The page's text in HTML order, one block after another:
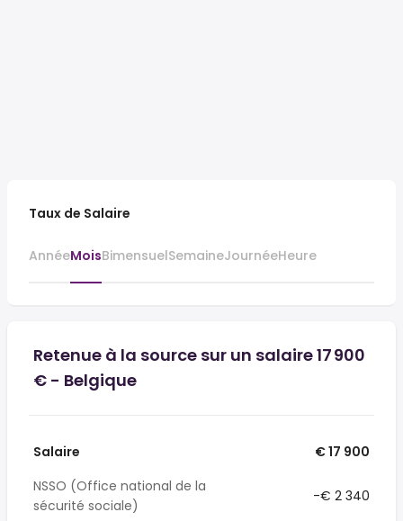
Taux de Salaire
AnnéeMoisBimensuelSemaineJournéeHeure
Retenue à la source sur un salaire 17 900
€ - Belgique
Salaire
€ 17 900
NSSO (Office national de la
sécurité sociale)
-€ 2 340